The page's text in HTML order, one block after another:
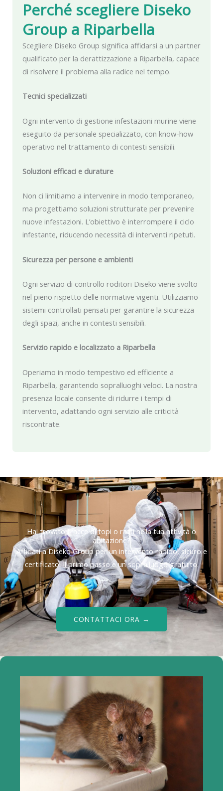
Perché scegliere Diseko
Group a Riparbella
Scegliere Diseko Group significa affidarsi a un partner
qualificato per la derattizzazione a Riparbella, capace
di risolvere il problema alla radice nel tempo.
Tecnici specializzati
Ogni intervento di gestione infestazioni murine viene
eseguito da personale specializzato, con know-how
operativo nel trattamento di contesti sensibili.
Soluzioni efficaci e durature
Non ci limitiamo a intervenire in modo temporaneo,
ma progettiamo soluzioni strutturate per prevenire
nuove infestazioni. L’obiettivo è interrompere il ciclo
infestante, riducendo necessità di interventi ripetuti.
Sicurezza per persone e ambienti
Ogni servizio di controllo roditori Diseko viene svolto
nel pieno rispetto delle normative vigenti. Utilizziamo
sistemi controllati pensati per garantire la sicurezza
degli spazi, anche in contesti sensibili.
Servizio rapido e localizzato a Riparbella
Operiamo in modo tempestivo ed efficiente a
Riparbella, garantendo sopralluoghi veloci. La nostra
presenza locale consente di ridurre i tempi di
intervento, adattando ogni servizio alle criticità
riscontrate.
Hai trovato tracce di topi o ratti nella tua attività o
abitazione?
Affidati a Diseko Group per un intervento rapido, sicuro e
certificato. Il primo passo è un sopralluogo gratuito.
CONTATTACI ORA →